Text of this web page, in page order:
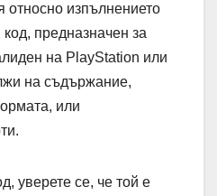
относно изпълнението
предназначен за
на PlayStation или
на съдържание,
или
уверете се, че той е